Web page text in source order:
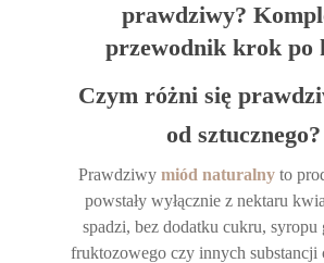
prawdziwy?
przewodnik krok po
Czym różni się
od sztucznego?
Prawdziwy miód naturalny to
powstały wyłącznie z nektaru
spadzi, bez dodatku cukru,
fruktozowego czy innych substancji